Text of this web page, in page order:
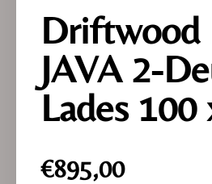
Driftwood
JAVA 2-
Lades 100
€895,00